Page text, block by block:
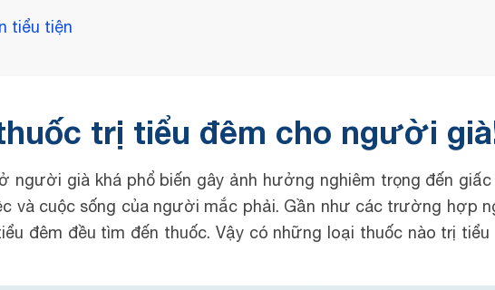
tiểu tiện
trị tiểu đêm cho người
người già khá phổ biến gây ảnh hưởng nghiêm trọng đến giấc
và cuộc sống của người mắc phải. Gần như các trường hợp
đêm đều tìm đến thuốc. Vậy có những loại thuốc nào trị tiểu